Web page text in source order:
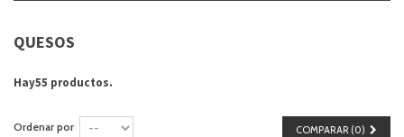
QUESOS
Hay55 productos.
COMPARAR (0)
Ordenar por